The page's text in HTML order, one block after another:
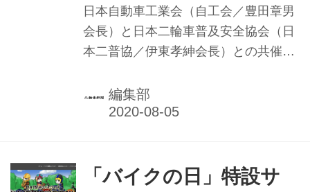
日」特設サイト／自工
会・日本二普協
日本自動車工業会（自工会／豊田章男
会長）と日本二輪車普及安全協会（日
本二普協／伊東孝紳会長）との共催で
HAVE A BIKE DAY」特設サイト内
で、新たに、国内二輪車４メーカーの
22日から配信がスタートした。
編集部
「バイクの日」特設サ